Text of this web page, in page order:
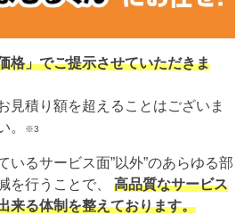
格」でご提示させていただきま
見積り額を超えることはございま
。
※3
いるサービス面”以外”のあらゆる部
を行うことで、 高品質なサービス
来る体制を整えております。